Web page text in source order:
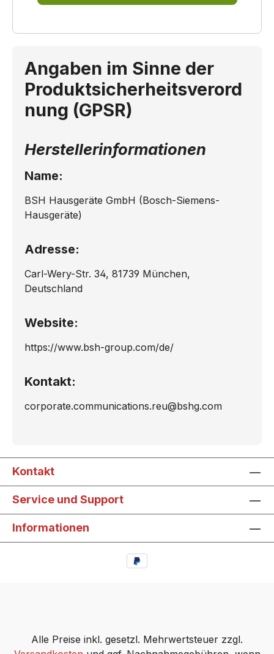
Angaben im Sinne der
Produktsicherheitsverord
nung (GPSR)
Herstellerinformationen
Name:
BSH Hausgeräte GmbH (Bosch-Siemens-
Hausgeräte)
Adresse:
Carl-Wery-Str. 34, 81739 München,
Deutschland
Website:
https://www.bsh-group.com/de/
Kontakt:
corporate.communications.reu@bshg.com
Kontakt
Service und Support
Informationen
Alle Preise inkl. gesetzl. Mehrwertsteuer zzgl.